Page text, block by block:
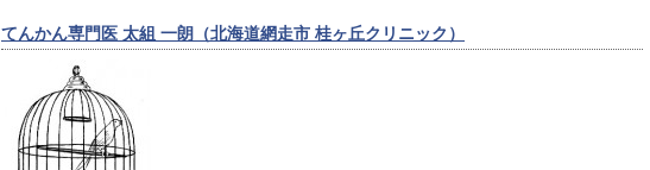
てんかん専門医 太組 一朗（北海道網走市 桂ヶ丘クリニック）